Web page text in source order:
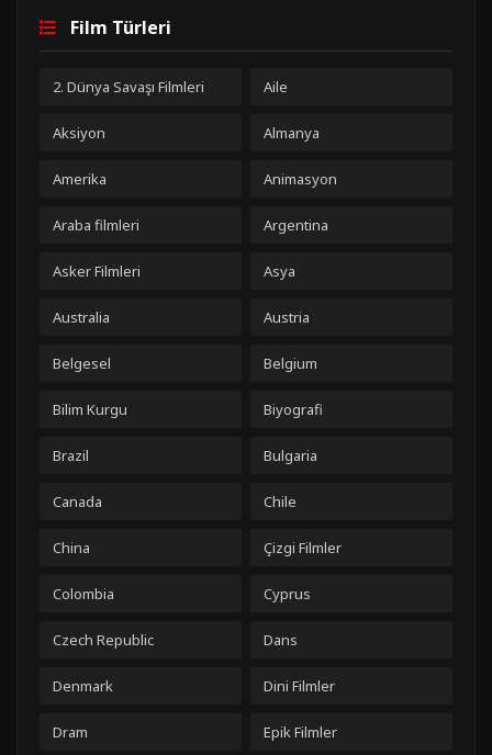
Film Türleri
2. Dünya Savaşı Filmleri Aile
Aksiyon Almanya
Amerika Animasyon
Araba filmleri Argentina
Asker Filmleri Asya
Australia Austria
Belgesel Belgium
Bilim Kurgu Biyografi
Brazil Bulgaria
Canada Chile
China Çizgi Filmler
Colombia Cyprus
Czech Republic Dans
Denmark Dini Filmler
Dram Epik Filmler